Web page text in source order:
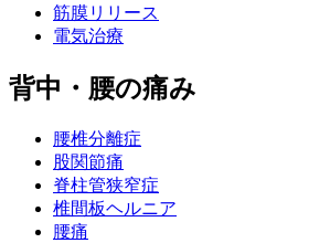
筋膜リリース
電気治療
背中・腰の痛み
腰椎分離症
股関節痛
脊柱管狭窄症
椎間板ヘルニア
腰痛